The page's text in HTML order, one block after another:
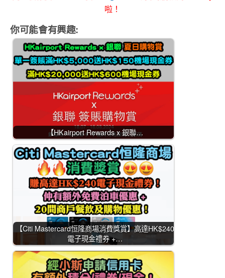
啦！
你可能會有興趣:
【HKairport Rewards x 銀聯…
【Citi Mastercard恒隆商場消費獎賞】高達HK$240
電子現金禮券 +…